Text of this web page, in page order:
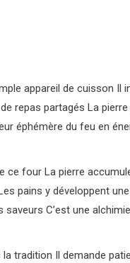
appareil de cuisson
repas partagés La
éphémère du feu en
ce four La pierre
pains y développent
C’est une
tradition Il demande